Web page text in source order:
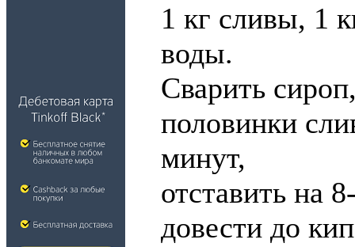
1 кг сливы, 1
воды.
Сварить
половинки
минут,
отставить на
довести до